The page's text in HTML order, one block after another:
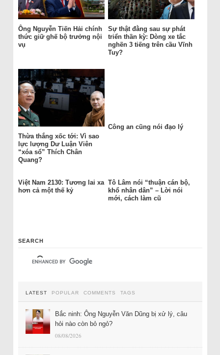
Ông Nguyễn Tiến Hải chính
thức giữ ghế bộ trưởng nội
vụ
Sự thật đằng sau sự phát
triển thần kỳ: Dòng xe tắc
nghẽn 3 tiếng trên cầu Vĩnh
Tuy?
Thừa thắng xốc tới: Vì sao
lực lượng Dư Luận Viên
“xóa sổ” Thích Chân
Quang?
Công an cũng nói đạo lý
Việt Nam 2130: Tương lai xa
hơn cả một thế kỷ
Tô Lâm nói “thuận cán bộ,
khổ nhân dân” – Lời nói
mới, cách làm cũ
SEARCH
LATEST POPULAR COMMENTS TAGS
Bắc ninh: Ông Nguyễn Văn Dũng bị xử lý, câu
hỏi nào còn bỏ ngỏ?
08/08/2026